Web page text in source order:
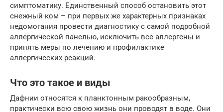
симптоматику. Единственный способ остановить этот
снежный ком – при первых же характерных признаках
недомогания провести диагностику с самой подробной
аллергической панелью, исключить все аллергены и
принять меры по лечению и профилактике
аллергических реакций.
Что это такое и виды
Дафнии относятся к планктонным ракообразным,
практически всю свою жизнь они проводят в воде. Они